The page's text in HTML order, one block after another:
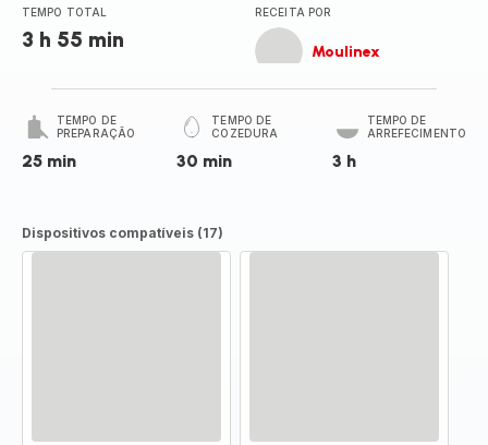
TEMPO TOTAL
3 h 55 min
RECEITA POR
Moulinex
TEMPO DE
PREPARAÇÃO
25 min
TEMPO DE
COZEDURA
30 min
TEMPO DE
ARREFECIMENTO
3 h
Dispositivos compatíveis (17)